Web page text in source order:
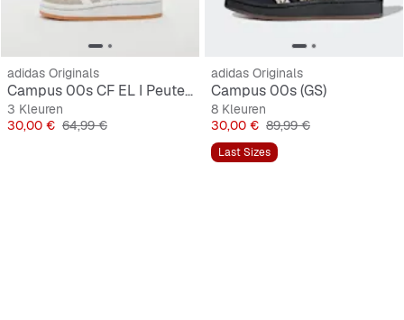
adidas Originals
Campus 00s CF EL I Peuters
3 Kleuren
Prijs
30,00 € Originele Prijs
64,99 €
adidas Originals
Campus 00s (GS)
8 Kleuren
Prijs
30,00 € Originele Prijs
89,99 €
Last Sizes